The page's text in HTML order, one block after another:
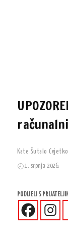
Kate Šutalo
1. srpnja 2026.
PODIJELI S